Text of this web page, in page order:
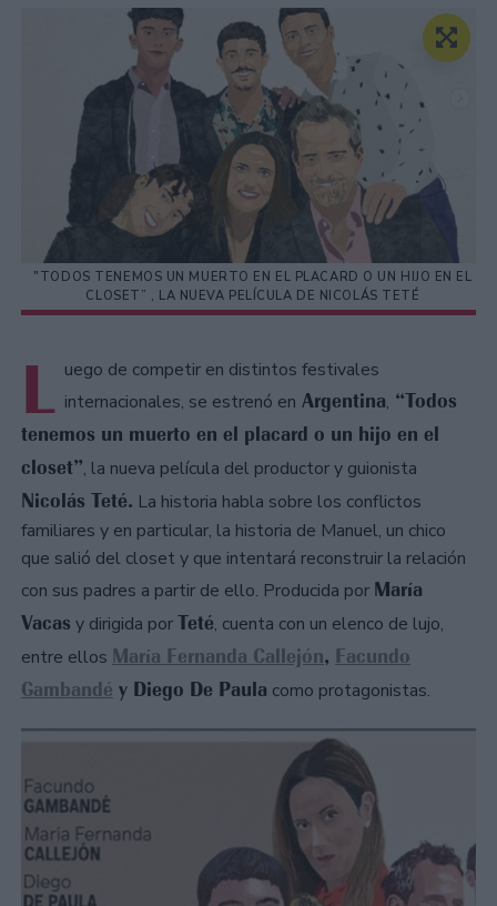
"TODOS TENEMOS UN MUERTO EN EL PLACARD O UN HIJO EN EL
CLOSET” , LA NUEVA PELÍCULA DE NICOLÁS TETÉ
L uego de competir en distintos festivales
internacionales, se estrenó en Argentina, “Todos
tenemos un muerto en el placard o un hijo en el
closet”, la nueva película del productor y guionista
Nicolás Teté. La historia habla sobre los conflictos
familiares y en particular, la historia de Manuel, un chico
que salió del closet y que intentará reconstruir la relación
con sus padres a partir de ello. Producida por María
Vacas y dirigida porTeté, cuenta con un elenco de lujo,
entre ellos María Fernanda Callejón, Facundo
Gambandé y Diego De Paula como protagonistas.